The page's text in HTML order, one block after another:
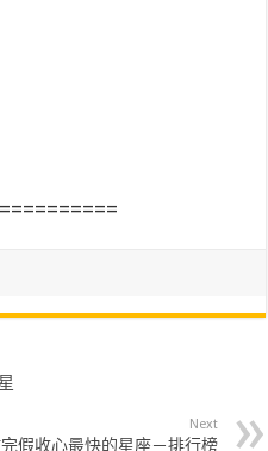
Next
假收心最快的星座－排行榜